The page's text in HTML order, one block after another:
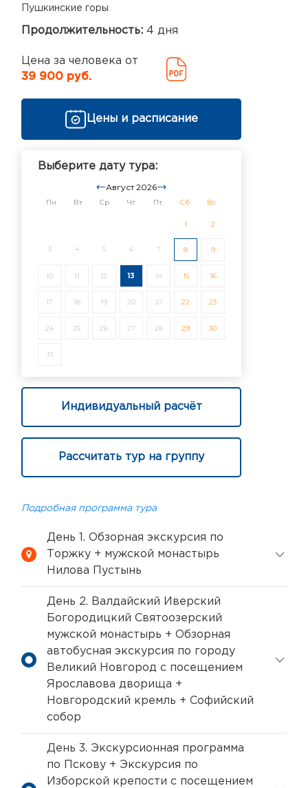
Пушкинские горы
Продолжительность: 4 дня
Цена за человека от
39 900 руб.
Цены и расписание
Выберите дату тура:
Август 2026
Пн Вт Ср Чт Пт Сб Вс
1 2
3 4 5 6 7 8 9
10 11 12 13 14 15 16
17 18 19 20 21 22 23
24 25 26 27 28 29 30
31
Индивидуальный расчёт
Рассчитать тур на группу
Подробная программа тура
День 1. Обзорная экскурсия по
Торжку + мужской монастырь
Нилова Пустынь
День 2. Валдайский Иверский
Богородицкий Святоозерский
мужской монастырь + Обзорная
автобусная экскурсия по городу
Великий Новгород с посещением
Ярославова дворища +
Новгородский кремль + Софийский
собор
День 3. Экскурсионная программа
по Пскову + Экскурсия по
Изборской крепости с посещением